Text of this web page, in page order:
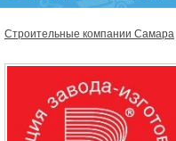
Строительные компании Самара